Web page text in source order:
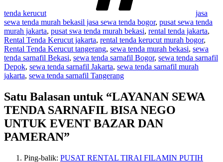
tenda kerucut
jasa
sewa tenda murah bekasil jasa sewa tenda bogor, pusat sewa tenda
murah jakarta, pusat swa tenda murah bekasi, rental tenda jakarta,
Rental Tenda Kerucut jakarta, rental tenda kerucut murah bogor,
Rental Tenda Kerucut tangerang, sewa tenda murah bekasi, sewa
tenda sarnafil Bekasi, sewa tenda sarnafil Bogor, sewa tenda sarnafil
Depok, sewa tenda sarnafil Jakarta, sewa tenda sarnafil murah
jakarta, sewa tenda sarnafil Tangerang
Satu Balasan untuk “LAYANAN SEWA
TENDA SARNAFIL BISA NEGO
UNTUK EVENT BAZAR DAN
PAMERAN”
Ping-balik: PUSAT RENTAL TIRAI FILAMIN PUTIH